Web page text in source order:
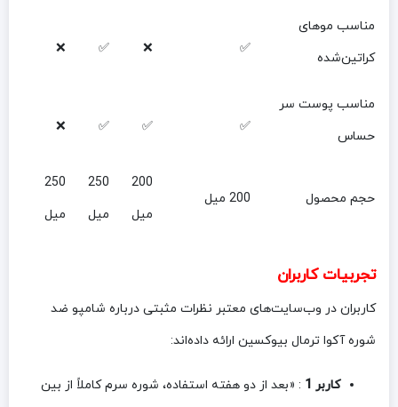
مناسب موهای
کراتین‌شده
✅
❌
✅
❌
مناسب پوست سر
حساس
✅
✅
✅
❌
حجم محصول 200 میل
200
میل
250
میل
250
میل
تجربیات کاربران
کاربران در وب‌سایت‌های معتبر نظرات مثبتی درباره شامپو ضد
شوره آکوا ترمال بیوکسین ارائه داده‌اند:
کاربر 1
: «بعد از دو هفته استفاده، شوره سرم کاملاً از بین